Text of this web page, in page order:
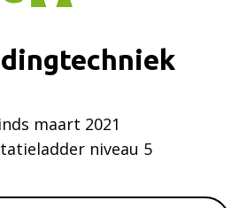
maart 2021
niveau 5